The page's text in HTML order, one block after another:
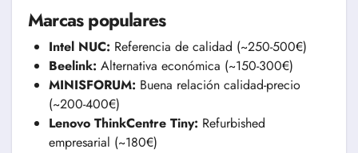
Marcas populares
Intel NUC: Referencia de calidad (~250-500€)
Beelink: Alternativa económica (~150-300€)
MINISFORUM: Buena relación calidad-precio
(~200-400€)
Lenovo ThinkCentre Tiny: Refurbished
empresarial (~180€)